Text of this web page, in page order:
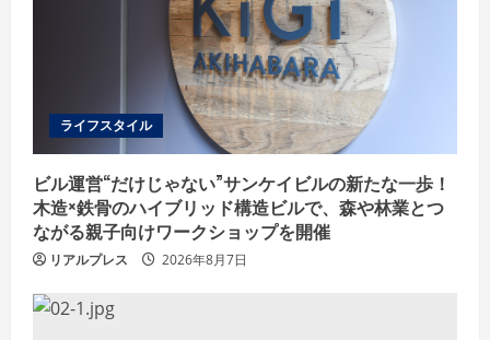
ライフスタイル
ビル運営“だけじゃない”サンケイビルの新たな一歩！
木造×鉄骨のハイブリッド構造ビルで、森や林業とつ
ながる親子向けワークショップを開催
リアルプレス 2026年8月7日